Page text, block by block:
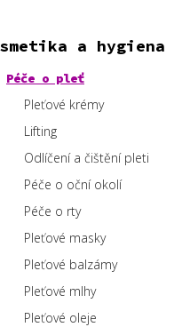
a hygiena
Péče o pleť
Pleťové krémy
Lifting
Odlíčení a čištění pleti
Péče o oční okolí
Péče o rty
Pleťové masky
Pleťové balzámy
Pleťové mlhy
Pleťové oleje